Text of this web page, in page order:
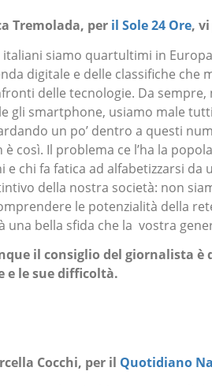
Tremolada, per il Sole 24 Ore,
italiani siamo quartultimi in
digitale e delle classifiche che
delle tecnologie. Da
gli smartphone, usiamo male
un po’ dentro a questi
è così. Il problema ce l’ha la
e chi fa fatica ad alfabetizzarsi
della nostra società: non
le potenzialità della
una bella sfida che la vostra
il consiglio del giornalista
e le sue difficoltà.
Cocchi, per il Quotidiano